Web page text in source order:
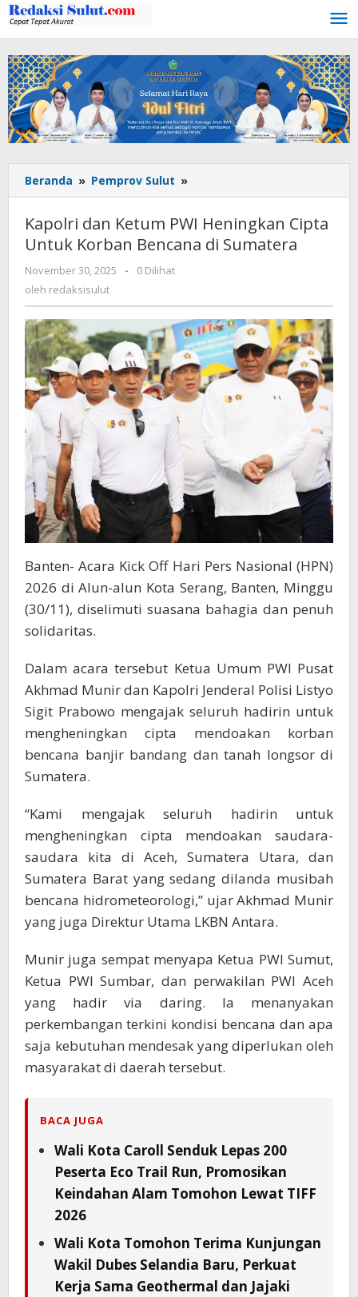
Lewati
ke
konten
Beranda » Pemprov Sulut »
dan
PWI
Heningkan
di
Sumatera
Kapolri dan Ketum PWI Heningkan Cipta
Untuk Korban Bencana di Sumatera
November 30, 2025
oleh
-
0 Dilihat
oleh redaksisulut
Banten- Acara Kick Off Hari Pers Nasional (HPN)
2026 di Alun-alun Kota Serang, Banten, Minggu
(30/11), diselimuti suasana bahagia dan penuh
solidaritas.
Dalam acara tersebut Ketua Umum PWI Pusat
Akhmad Munir dan Kapolri Jenderal Polisi Listyo
Sigit Prabowo mengajak seluruh hadirin untuk
mengheningkan cipta mendoakan korban
bencana banjir bandang dan tanah longsor di
Sumatera.
“Kami mengajak seluruh hadirin untuk
mengheningkan cipta mendoakan saudara-
saudara kita di Aceh, Sumatera Utara, dan
Sumatera Barat yang sedang dilanda musibah
bencana hidrometeorologi,” ujar Akhmad Munir
yang juga Direktur Utama LKBN Antara.
Munir juga sempat menyapa Ketua PWI Sumut,
Ketua PWI Sumbar, dan perwakilan PWI Aceh
yang hadir via daring. Ia menanyakan
perkembangan terkini kondisi bencana dan apa
saja kebutuhan mendesak yang diperlukan oleh
masyarakat di daerah tersebut.
BACA JUGA
Wali Kota Caroll Senduk Lepas 200
Peserta Eco Trail Run, Promosikan
Keindahan Alam Tomohon Lewat TIFF
2026
Wali Kota Tomohon Terima Kunjungan
Wakil Dubes Selandia Baru, Perkuat
Kerja Sama Geothermal dan Jajaki